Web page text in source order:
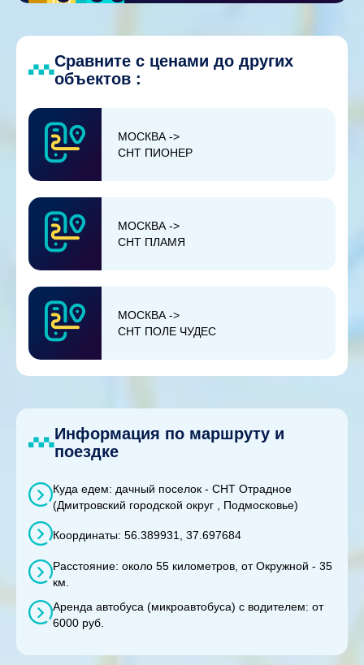
Сравните с ценами до других
объектов :
МОСКВА ->
СНТ ПИОНЕР
МОСКВА ->
СНТ ПЛАМЯ
МОСКВА ->
СНТ ПОЛЕ ЧУДЕС
Информация по маршруту и
поездке
Куда едем: дачный поселок - СНТ Отрадное
(Дмитровский городской округ , Подмосковье)
Координаты: 56.389931, 37.697684
Расстояние: около 55 километров, от Окружной - 35
км.
Аренда автобуса (микроавтобуса) с водителем: от
6000 руб.